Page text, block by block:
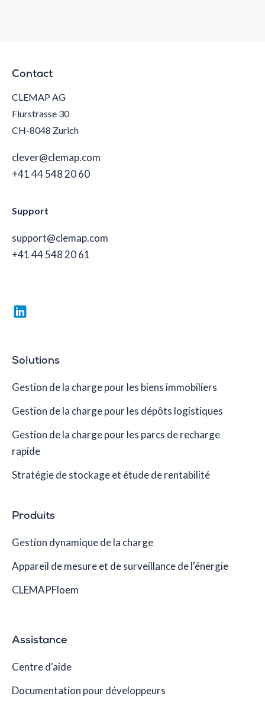
Contact
CLEMAP AG
Flurstrasse 30
CH-8048 Zurich
clever@clemap.com
+41 44 548 20 60
Support
support@clemap.com
+41 44 548 20 61
Solutions
Gestion de la charge pour les biens immobiliers
Gestion de la charge pour les dépôts logistiques
Gestion de la charge pour les parcs de recharge
rapide
Stratégie de stockage et étude de rentabilité
Produits
Gestion dynamique de la charge
Appareil de mesure et de surveillance de l'énergie
CLEMAPFloem
Assistance
Centre d'aide
Documentation pour développeurs